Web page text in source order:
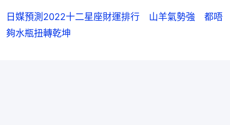
日媒預測2022十二星座財運排行 山羊氣勢強 都唔
夠水瓶扭轉乾坤